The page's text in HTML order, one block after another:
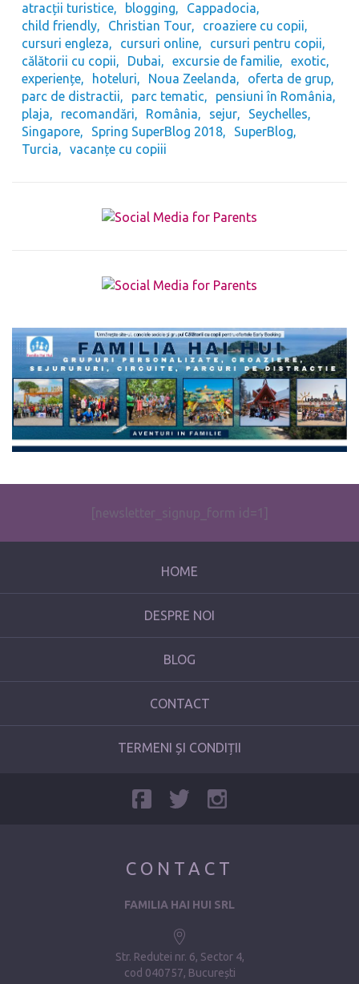
atracții turistice blogging
Cappadocia
child friendly
Christian Tour
croaziere cu copii
cursuri engleza
cursuri online
cursuri pentru copii
călătorii cu copii
Dubai excursie de familie
exotic
experiențe
hoteluri Noua Zeelanda
oferta de grup
parc de distractii
parc tematic
pensiuni în România
plaja
recomandări România sejur
Seychelles
Singapore
Spring SuperBlog 2018
SuperBlog
Turcia
vacanțe cu copiii
The form you have selected does not exist.
[newsletter_signup_form id=1]
HOME
DESPRE NOI
BLOG
CONTACT
TERMENI ȘI CONDIȚII
CONTACT
FAMILIA HAI HUI SRL
Str. Redutei nr. 6, Sector 4
cod 040757, București